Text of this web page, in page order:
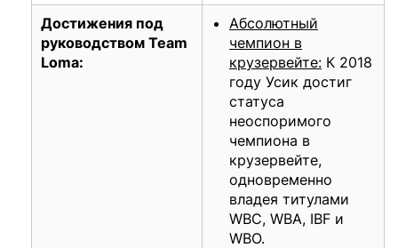
Достижения под
руководством Team
Loma:
Абсолютный
чемпион в
крузервейте: К 2018
году Усик достиг
статуса
неоспоримого
чемпиона в
крузервейте,
одновременно
владея титулами
WBC, WBA, IBF и
WBO.